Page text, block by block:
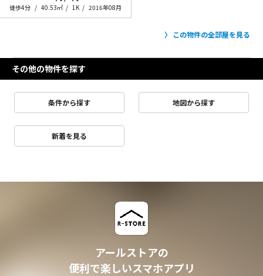
徒歩4分 40.53㎡ 1K 2016年08月
この物件の全部屋を見る
その他の物件を探す
条件から探す 地図から探す
新着を見る
アールストアの
便利で楽しいスマホアプリ